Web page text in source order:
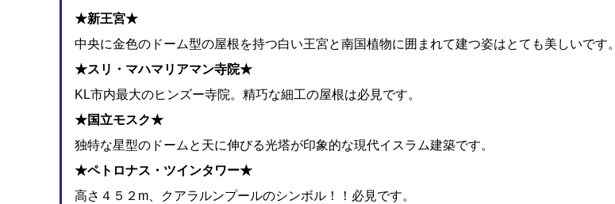
★新王宮★
中央に金色のドーム型の屋根を持つ白い王宮と南国植物に囲まれて建つ姿はとても美しいです。
★スリ・マハマリアマン寺院★
KL市内最大のヒンズー寺院。精巧な細工の屋根は必見です。
★国立モスク★
独特な星型のドームと天に伸びる光塔が印象的な現代イスラム建築です。
★ペトロナス・ツインタワー★
高さ４５２m、クアラルンプールのシンボル！！必見です。